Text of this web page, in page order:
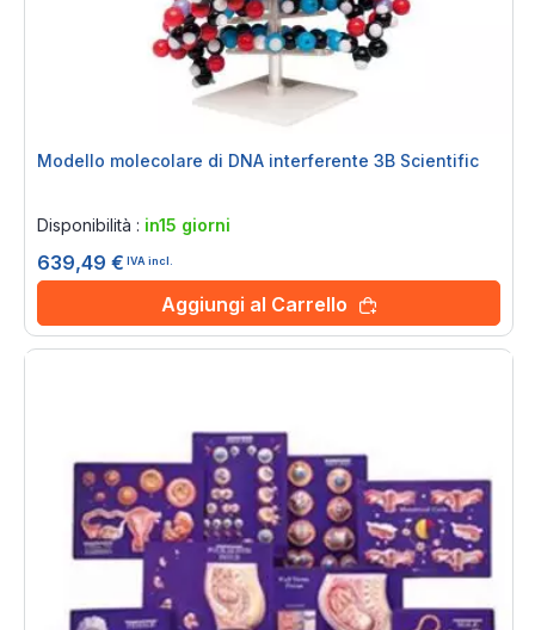
Modello molecolare di DNA interferente 3B Scientific
Disponibilità : in15 giorni
639,49 € IVA incl.
Aggiungi al Carrello